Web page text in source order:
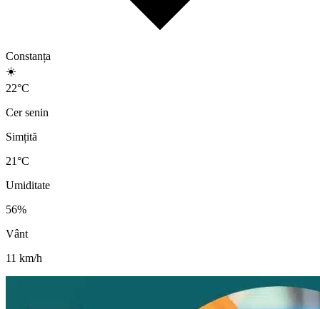
Constanța
☀️
22°C
Cer senin
Simțită
21°C
Umiditate
56%
Vânt
11 km/h